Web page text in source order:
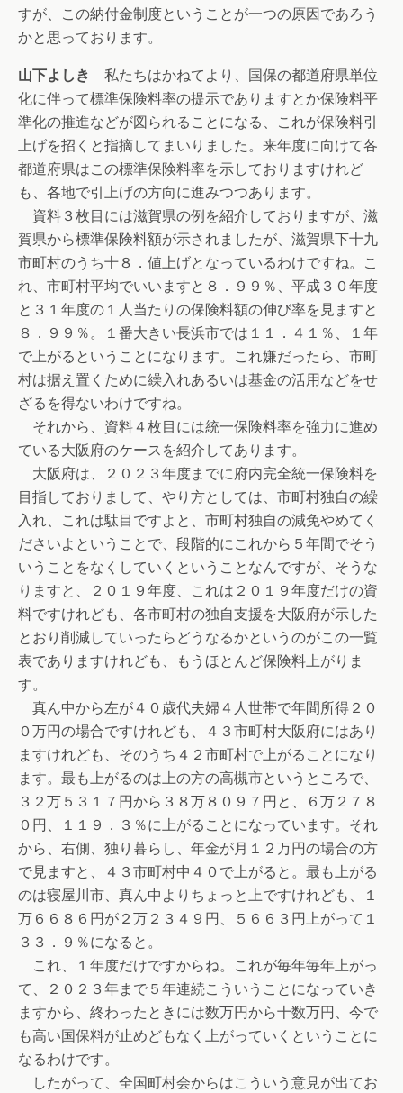
すが、この納付金制度ということが一つの原因であろう
かと思っております。
山下よしき
私たちはかねてより、国保の都道府県単位
化に伴って標準保険料率の提示でありますとか保険料平
準化の推進などが図られることになる、これが保険料引
上げを招くと指摘してまいりました。来年度に向けて各
都道府県はこの標準保険料率を示しておりますけれど
も、各地で引上げの方向に進みつつあります。
資料３枚目には滋賀県の例を紹介しておりますが、滋
賀県から標準保険料額が示されましたが、滋賀県下十九
市町村のうち十８．値上げとなっているわけですね。こ
れ、市町村平均でいいますと８．９９％、平成３０年度
と３１年度の１人当たりの保険料額の伸び率を見ますと
８．９９％。１番大きい長浜市では１１．４１％、１年
で上がるということになります。これ嫌だったら、市町
村は据え置くために繰入れあるいは基金の活用などをせ
ざるを得ないわけですね。
それから、資料４枚目には統一保険料率を強力に進め
ている大阪府のケースを紹介してあります。
大阪府は、２０２３年度までに府内完全統一保険料を
目指しておりまして、やり方としては、市町村独自の繰
入れ、これは駄目ですよと、市町村独自の減免やめてく
ださいよということで、段階的にこれから５年間でそう
いうことをなくしていくということなんですが、そうな
りますと、２０１９年度、これは２０１９年度だけの資
料ですけれども、各市町村の独自支援を大阪府が示した
とおり削減していったらどうなるかというのがこの一覧
表でありますけれども、もうほとんど保険料上がりま
す。
真ん中から左が４０歳代夫婦４人世帯で年間所得２０
０万円の場合ですけれども、４３市町村大阪府にはあり
ますけれども、そのうち４２市町村で上がることになり
ます。最も上がるのは上の方の高槻市というところで、
３２万５３１７円から３８万８０９７円と、６万２７８
０円、１１９．３％に上がることになっています。それ
から、右側、独り暮らし、年金が月１２万円の場合の方
で見ますと、４３市町村中４０で上がると。最も上がる
のは寝屋川市、真ん中よりちょっと上ですけれども、１
万６６８６円が２万２３４９円、５６６３円上がって１
３３．９％になると。
これ、１年度だけですからね。これが毎年毎年上がっ
て、２０２３年まで５年連続こういうことになっていき
ますから、終わったときには数万円から十数万円、今で
も高い国保料が止めどもなく上がっていくということに
なるわけです。
したがって、全国町村会からはこういう意見が出てお